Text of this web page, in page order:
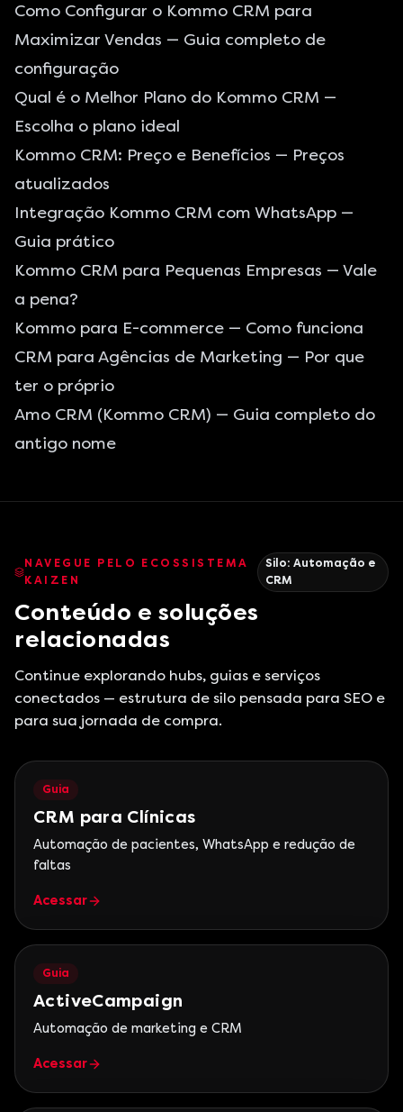
Como Configurar o Kommo CRM para
Maximizar Vendas — Guia completo de
configuração
Qual é o Melhor Plano do Kommo CRM —
Escolha o plano ideal
Kommo CRM: Preço e Benefícios — Preços
atualizados
Integração Kommo CRM com WhatsApp —
Guia prático
Kommo CRM para Pequenas Empresas — Vale
a pena?
Kommo para E-commerce — Como funciona
CRM para Agências de Marketing — Por que
ter o próprio
Amo CRM (Kommo CRM) — Guia completo do
antigo nome
NAVEGUE PELO ECOSSISTEMA
KAIZEN
Silo:Automação e
CRM
Conteúdo e soluções
relacionadas
Continue explorando hubs, guias e serviços
conectados — estrutura de silo pensada para SEO e
para sua jornada de compra.
Guia
CRM para Clínicas
Automação de pacientes, WhatsApp e redução de
faltas
Acessar
Guia
ActiveCampaign
Automação de marketing e CRM
Acessar